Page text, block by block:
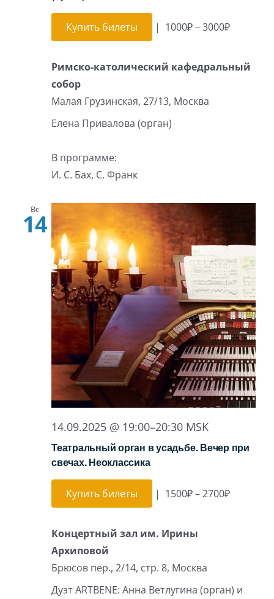
Купить билеты | 1000₽ – 3000₽
Римско-католический кафедральный
собор
Малая Грузинская, 27/13, Москва
Елена Привалова (орган)
В программе:
И. С. Бах, С. Франк
Вс
14
14.09.2025 @ 19:00–20:30 MSK
Театральный орган в усадьбе. Вечер при
свечах. Неоклассика
Купить билеты | 1500₽ – 2700₽
Концертный зал им. Ирины
Архиповой
Брюсов пер., 2/14, стр. 8, Москва
Дуэт ARTBENE: Анна Ветлугина (орган) и